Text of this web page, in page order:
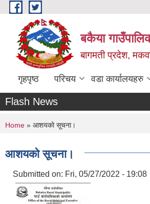
Skip to main content
बकैया
बागमती प्रदेश,
गृहपृष्ठ परिचय वडा कार्यालयहरु
Flash News
You are here
Home » आशयको सूचना।
आशयको सूचना।
Submitted on: Fri, 05/27/2022 - 19:08